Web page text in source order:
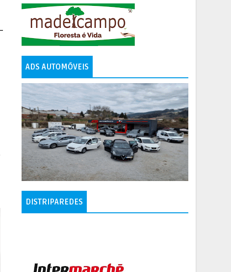
ADS AUTOMÓVEIS
DISTRIPAREDES